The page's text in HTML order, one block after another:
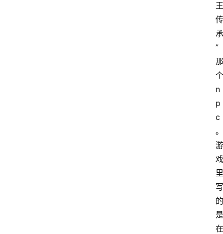
王
传
承
”
那
个
n
p
c
。
游
戏
里
写
的
是
在